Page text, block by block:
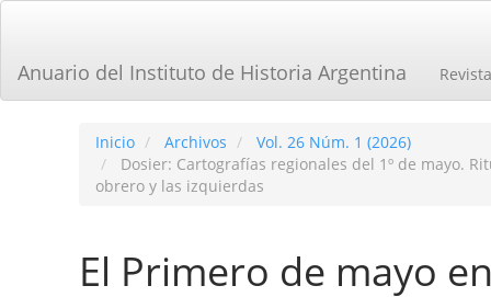
principal
Barra
Anuario del Instituto de Historia Argentina
Inicio Archivos
Vol. 26 Núm. 1 (2026)
Dosier: Cartografías regionales del 1º de mayo.
obrero y las izquierdas
El Primero de mayo